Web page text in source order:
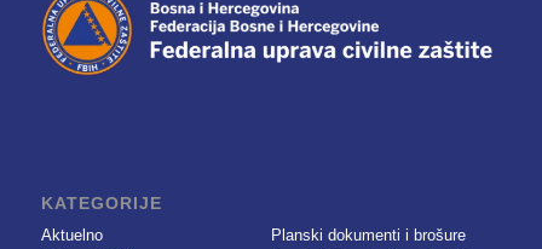
KATEGORIJE
Aktuelno
Planski dokumenti i brošure